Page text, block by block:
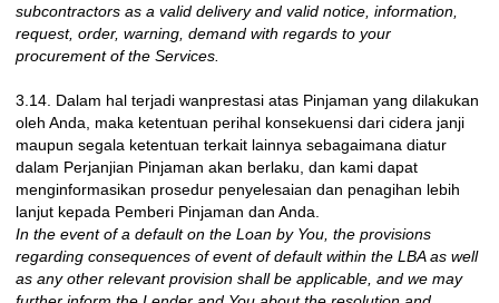
subcontractors as a valid delivery and valid notice, information,
request, order, warning, demand with regards to your
procurement of the Services.
3.14. Dalam hal terjadi wanprestasi atas Pinjaman yang dilakukan
oleh Anda, maka ketentuan perihal konsekuensi dari cidera janji
maupun segala ketentuan terkait lainnya sebagaimana diatur
dalam Perjanjian Pinjaman akan berlaku, dan kami dapat
menginformasikan prosedur penyelesaian dan penagihan lebih
lanjut kepada Pemberi Pinjaman dan Anda.
In the event of a default on the Loan by You, the provisions
regarding consequences of event of default within the LBA as well
as any other relevant provision shall be applicable, and we may